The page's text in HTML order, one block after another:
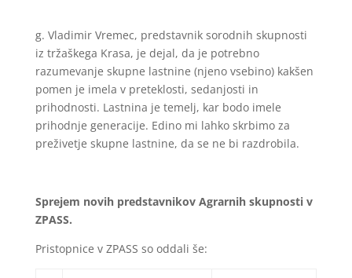
g. Vladimir Vremec, predstavnik sorodnih skupnosti
iz tržaškega Krasa, je dejal, da je potrebno
razumevanje skupne lastnine (njeno vsebino) kakšen
pomen je imela v preteklosti, sedanjosti in
prihodnosti. Lastnina je temelj, kar bodo imele
prihodnje generacije. Edino mi lahko skrbimo za
preživetje skupne lastnine, da se ne bi razdrobila.
Sprejem novih predstavnikov Agrarnih skupnosti v
ZPASS.
Pristopnice v ZPASS so oddali še: